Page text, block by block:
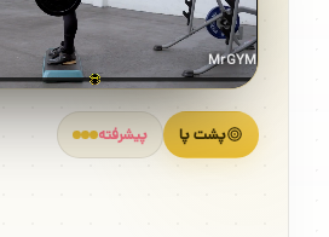
پشت پا پیشرفته
MrGYM